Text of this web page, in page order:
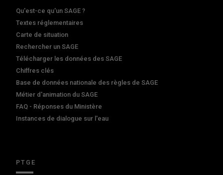
Qu'est-ce qu'un SAGE ?
Textes réglementaires
Carte de situation
Rechercher un SAGE
Télécharger les données des SAGE
Chiffres clés
Base de données nationale des règles de SAGE
Métier d'animation du SAGE
FAQ - Réponses du Ministère
Instances de dialogue sur l'eau
PTGE